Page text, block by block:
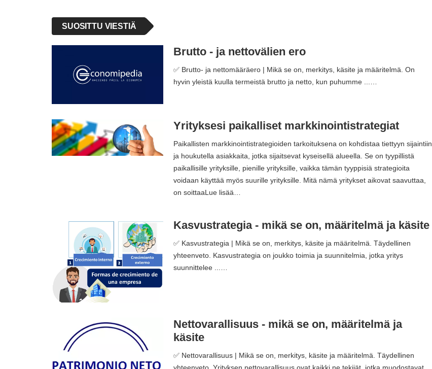
SUOSITTU VIESTIÄ
Brutto - ja nettovälien ero
✅ Brutto- ja nettomääräero | Mikä se on, merkitys, käsite ja määritelmä. On
hyvin yleistä kuulla termeistä brutto ja netto, kun puhumme ...…
Yrityksesi paikalliset markkinointistrategiat
Paikallisten markkinointistrategioiden tarkoituksena on kohdistaa tiettyyn sijaintiin
ja houkutella asiakkaita, jotka sijaitsevat kyseisellä alueella. Se on tyypillistä
paikallisille yrityksille, pienille yrityksille, vaikka tämän tyyppisiä strategioita
voidaan käyttää myös suurille yrityksille. Mitä nämä yritykset aikovat saavuttaa,
on soittaaLue lisää…
Kasvustrategia - mikä se on, määritelmä ja käsite
✅ Kasvustrategia | Mikä se on, merkitys, käsite ja määritelmä. Täydellinen
yhteenveto. Kasvustrategia on joukko toimia ja suunnitelmia, jotka yritys
suunnittelee ...…
Nettovarallisuus - mikä se on, määritelmä ja
käsite
✅ Nettovarallisuus | Mikä se on, merkitys, käsite ja määritelmä. Täydellinen
yhteenveto. Yrityksen nettovarallisuus ovat kaikki ne tekijät, jotka muodostavat